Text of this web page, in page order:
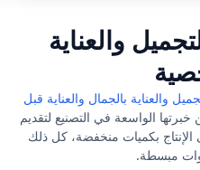
والعناية
والعناية بالجمال والعناية قبل
الواسعة في التصنيع لتقديم
بكميات منخفضة، كل ذلك
مبسطة.